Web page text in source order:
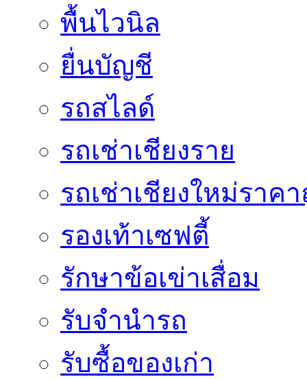
พื้นไวนิล
ยื่นบัญชี
รถสไลด์
รถเช่าเชียงราย
รถเช่าเชียงใหม่ราค
รองเท้าเซฟตี้
รักษาข้อเข่าเสื่อม
รับจำนำรถ
รับซื้อของเก่า